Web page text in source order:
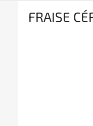
FRAISE